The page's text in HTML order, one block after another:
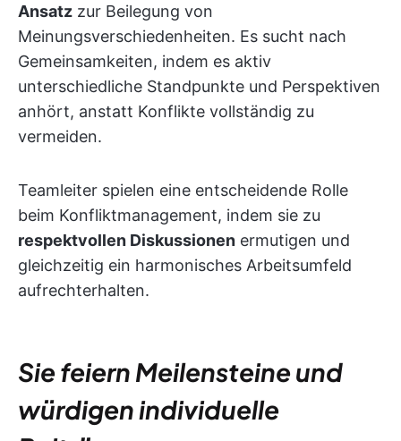
Ansatz zur Beilegung von
Meinungsverschiedenheiten. Es sucht nach
Gemeinsamkeiten, indem es aktiv
unterschiedliche Standpunkte und Perspektiven
anhört, anstatt Konflikte vollständig zu
vermeiden.
Teamleiter spielen eine entscheidende Rolle
beim Konfliktmanagement, indem sie zu
respektvollen Diskussionen ermutigen und
gleichzeitig ein harmonisches Arbeitsumfeld
aufrechterhalten.
Sie feiern Meilensteine und
würdigen individuelle